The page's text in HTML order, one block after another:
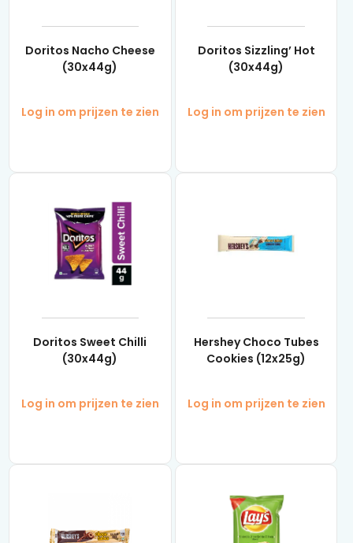
Doritos Nacho Cheese
(30x44g)
Log in om prijzen te zien
Doritos Sizzling’ Hot
(30x44g)
Log in om prijzen te zien
Doritos Sweet Chilli
(30x44g)
Log in om prijzen te zien
Hershey Choco Tubes
Cookies (12x25g)
Log in om prijzen te zien